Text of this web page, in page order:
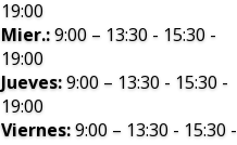
19:00
Mier.:9:00 – 13:30 - 15:30 -
19:00
Jueves:9:00 – 13:30 - 15:30 -
19:00
Viernes:9:00 – 13:30 - 15:30 -